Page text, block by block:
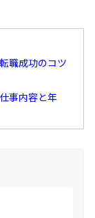
職成功のコツ
事内容と年